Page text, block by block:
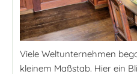
Viele Weltunternehmen
kleinem Maßstab. Hier ein